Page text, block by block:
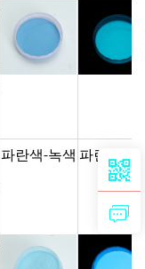
파란색-녹색 파란색-녹